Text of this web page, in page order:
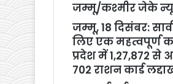
जम्मू/कश्मीर जेके
जम्मू, 18 दिसंबर:
लिए एक महत्वपूर्ण
प्रदेश में 1,27,872 से
702 राशन कार्ड